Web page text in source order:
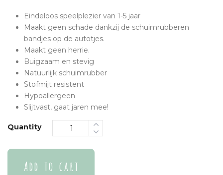
Eindeloos speelplezier van 1-5 jaar
Maakt geen schade dankzij de schuimrubberen
bandjes op de autotjes.
Maakt geen herrie.
Buigzaam en stevig
Natuurlijk schuimrubber
Stofmijt resistent
Hypoallergeen
Slijtvast, gaat jaren mee!
Quantity
Add to cart